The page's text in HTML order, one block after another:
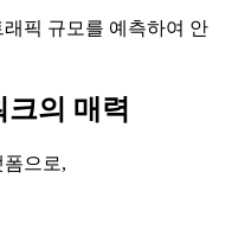
픽 규모를 예측하여 안
의 매력
으로,